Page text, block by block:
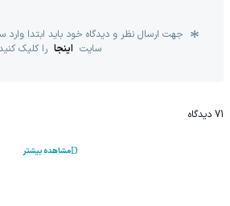
جهت ارسال نظر و دیدگاه خود باید ابتدا
سایت اینجا را کلیک
71 دیدگاه
مشاهده بیشتر